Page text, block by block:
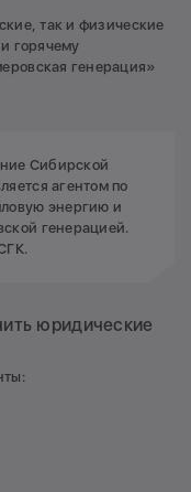
так и физические
горячему
генерация»
Сибирской
агентом по
энергию и
генерацией.
юридические